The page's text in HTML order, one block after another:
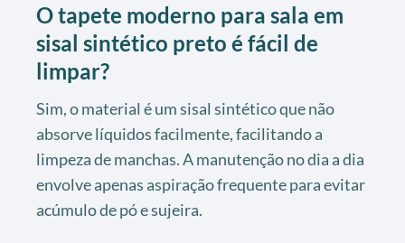
O tapete moderno para sala em
sisal sintético preto é fácil de
limpar?
Sim, o material é um sisal sintético que não
absorve líquidos facilmente, facilitando a
limpeza de manchas. A manutenção no dia a dia
envolve apenas aspiração frequente para evitar
acúmulo de pó e sujeira.